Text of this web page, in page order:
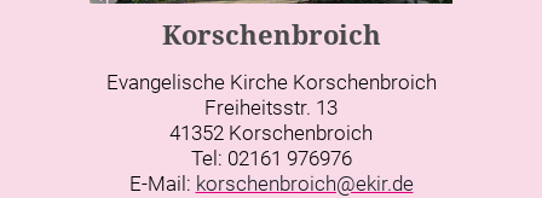
Korschenbroich
Evangelische Kirche Korschenbroich
Freiheitsstr. 13
41352 Korschenbroich
Tel: 02161 976976
E-Mail: korschenbroich@ekir.de